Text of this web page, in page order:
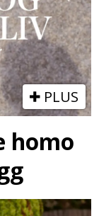
PLUS
homo